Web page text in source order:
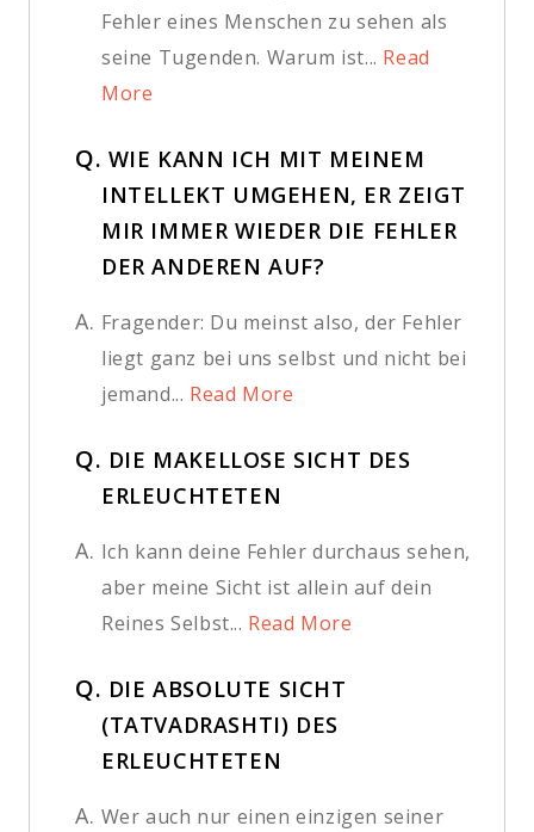
Fehler eines Menschen zu sehen als
seine Tugenden. Warum ist... Read
More
Q. WIE KANN ICH MIT MEINEM
INTELLEKT UMGEHEN, ER ZEIGT
MIR IMMER WIEDER DIE FEHLER
DER ANDEREN AUF?
A. Fragender: Du meinst also, der Fehler
liegt ganz bei uns selbst und nicht bei
jemand... Read More
Q. DIE MAKELLOSE SICHT DES
ERLEUCHTETEN
A. Ich kann deine Fehler durchaus sehen,
aber meine Sicht ist allein auf dein
Reines Selbst... Read More
Q. DIE ABSOLUTE SICHT
(TATVADRASHTI) DES
ERLEUCHTETEN
A. Wer auch nur einen einzigen seiner